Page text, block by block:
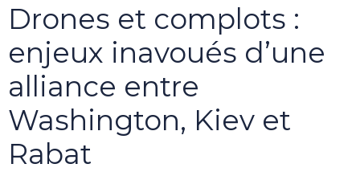
Drones et complots :
enjeux inavoués d’une
alliance entre
Washington, Kiev et
Rabat